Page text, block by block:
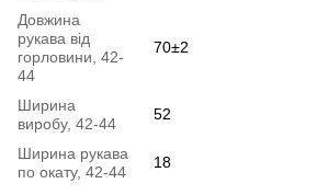
Довжина
рукава від
горловини, 42-
44
70±2
Ширина
виробу, 42-44
52
Ширина рукава
по окату, 42-44
18